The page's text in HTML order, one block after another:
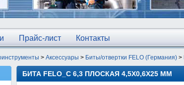
Прайс-лист Контакты
> Аксессуары > Биты/отвертки FELO (Германия) >
БИТА FELO_С 6,3 ПЛОСКАЯ 4,5Х0,6Х25 ММ